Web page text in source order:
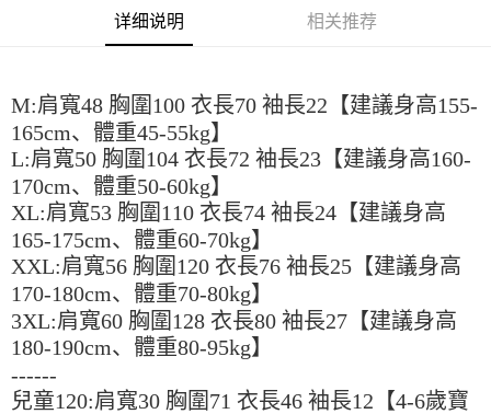
4. 订单成立30分钟内，如未前往确认交易或遇审核未通过，订单将自动取
1. 分期款项不并入电信账单，“大哥付你分期”于每月结算日后寄送缴费提醒
短信。
2. 通过短信链接打开账单后，可选择 “超商条码／台湾大直营门市／银行转
账／街口支付／iPASS MONEY”等通路缴费。
【注意事项】
1. 本服务系由 “台湾大哥大股份有限公司”所提供，让用户于交易时，得通过
本服务购买商品或服务，并由商店将买卖／分期付款买卖价金债权让与本公
司后，依约使用本公司账单缴交账款。
2. 基于同意付款使用 “大哥付你分期”之契约关系目的，商店将以您的个人资
料（包含姓名、电话或地址）提供予台湾大哥大进项收集、处理及利用，由
台湾大哥大与本人进行分期账单所需资料之确认、核对及更正。
3. 完整用户服务条款，请详阅以下链接：
https://oppay.tw/userRule
2. 進行簡訊驗證之後，即可完成結帳手續。
3. 訂單確認後不需事先繳費，商品會配送至您的指定地址。
4. 下訂完成後，您的手機會收到一封繳費通知簡訊，APP會員則會收到
APP於四大便利商店‧ATM/網銀等方式進行付款。
請留意繳費期限為 14 天。唯有下載 AFTEE App 成為 AFTEE 會員者方能享
有最長 45 天內付款之服務。
繳費期限，為商家向您請款的時間，再加上使用AFTEE可延長的天數所計算
出。使用AFTEE下訂可以延長您收到商品前的繳費天數，但無法保證一定能
夠在期限內收到商品(例如:預購商品或預計到貨時間較長者)。因此無論收到
商品與否，仍需要請您在AFTEE規定的時間內完成繳費。
二、付款限制
1. 初次使用 AFTEE 時，將依認證結果及本公司審查結果，核予每個人不同
之上限額度
3. 目前僅支援台灣會員
付款 後全家取貨
每笔NT$45
7-11取貨付款
每笔NT$45，满NT$499(含以上)免运费
付款 後7-11取貨
每笔NT$45，满NT$499(含以上)免运费
详细说明 相关推荐
M:肩寬48 胸圍100 衣長70 袖長22【建議身高155-
165cm、體重45-55kg】
L:肩寬50 胸圍104 衣長72 袖長23【建議身高160-
170cm、體重50-60kg】
XL:肩寬53 胸圍110 衣長74 袖長24【建議身高
165-175cm、體重60-70kg】
XXL:肩寬56 胸圍120 衣長76 袖長25【建議身高
170-180cm、體重70-80kg】
3XL:肩寬60 胸圍128 衣長80 袖長27【建議身高
180-190cm、體重80-95kg】
------
兒童120:肩寬30 胸圍71 衣長46 袖長12【4-6歲寶